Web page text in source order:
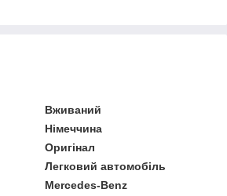
Вживаний
Німеччина
Оригінал
Легковий автомобіль
Mercedes-Benz